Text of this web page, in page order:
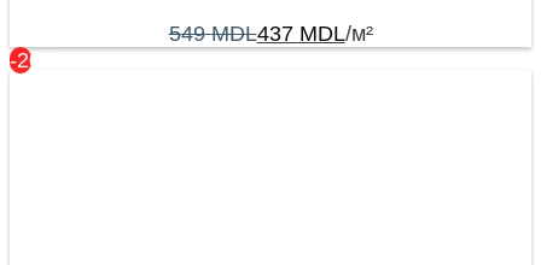
549MDL437 MDL/м²
-20%